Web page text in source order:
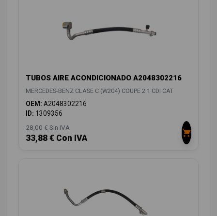
TUBOS AIRE ACONDICIONADO A2048302216
MERCEDES-BENZ CLASE C (W204) COUPE 2.1 CDI CAT
OEM: A2048302216
ID: 1309356
28,00 € Sin IVA
33,88 € Con IVA